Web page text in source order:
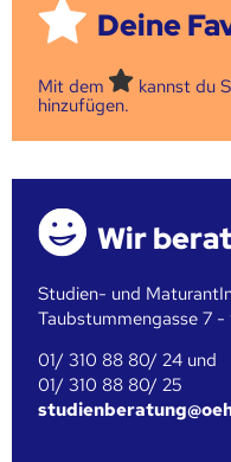
Deine
Mit dem
kannst du
hinzufügen.
Wir
Studien- und
Taubstummengasse 7 -
01/ 310 88 80/ 24 und
01/ 310 88 80/ 25